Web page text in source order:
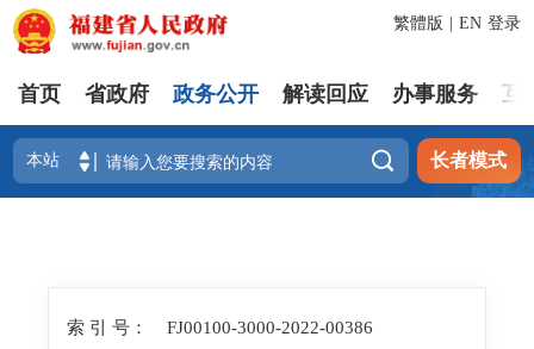
登录
繁體版 EN
首页 省政府 政务公开 解读回应 办事服务 互
 长者模式
索 引 号： FJ00100-3000-2022-00386